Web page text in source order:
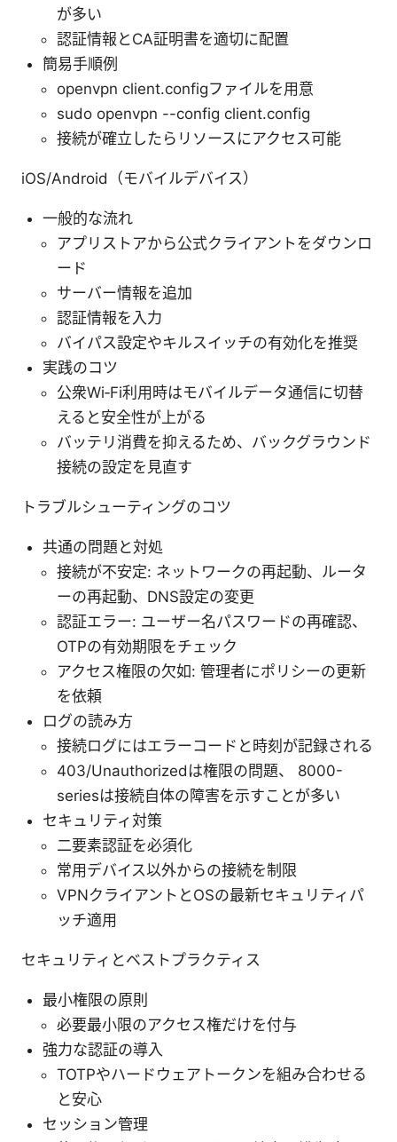
が多い
認証情報とCA証明書を適切に配置
簡易手順例
openvpn client.configファイルを用意
sudo openvpn --config client.config
接続が確立したらリソースにアクセス可能
iOS/Android（モバイルデバイス）
一般的な流れ
アプリストアから公式クライアントをダウンロ
ード
サーバー情報を追加
認証情報を入力
バイパス設定やキルスイッチの有効化を推奨
実践のコツ
公衆Wi‑Fi利用時はモバイルデータ通信に切替
えると安全性が上がる
バッテリ消費を抑えるため、バックグラウンド
接続の設定を見直す
トラブルシューティングのコツ
共通の問題と対処
接続が不安定: ネットワークの再起動、ルータ
ーの再起動、DNS設定の変更
認証エラー: ユーザー名パスワードの再確認、
OTPの有効期限をチェック
アクセス権限の欠如: 管理者にポリシーの更新
を依頼
ログの読み方
接続ログにはエラーコードと時刻が記録される
403/Unauthorizedは権限の問題、 8000-
seriesは接続自体の障害を示すことが多い
セキュリティ対策
二要素認証を必須化
常用デバイス以外からの接続を制限
VPNクライアントとOSの最新セキュリティパ
ッチ適用
セキュリティとベストプラクティス
最小権限の原則
必要最小限のアクセス権だけを付与
強力な認証の導入
TOTPやハードウェアトークンを組み合わせる
と安心
セッション管理